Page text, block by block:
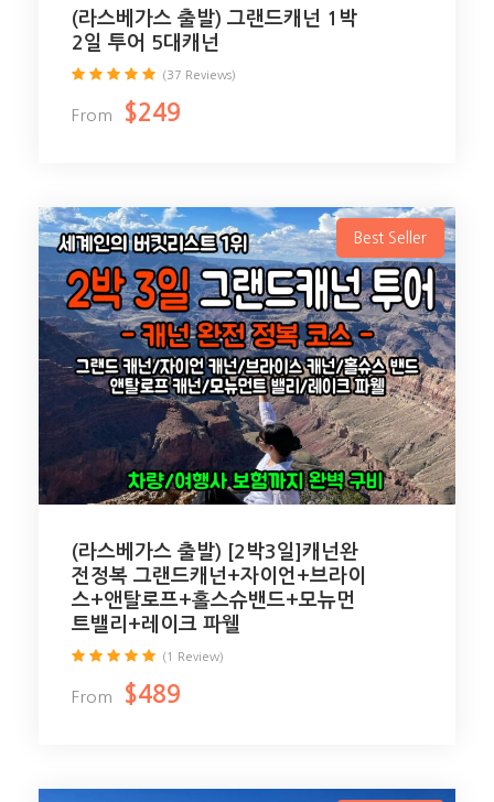
(라스베가스 출발) 그랜드캐넌 1박
2일 투어 5대캐넌
From $249
(37 Reviews)
Best Seller
(라스베가스 출발) [2박3일]캐넌완
전정복 그랜드캐넌+자이언+브라이
스+앤탈로프+홀스슈밴드+모뉴먼
트밸리+레이크 파웰
From $489
(1 Review)